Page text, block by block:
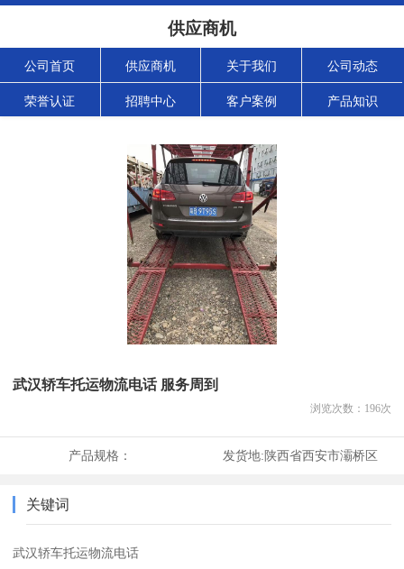
供应商机
公司首页 供应商机 关于我们 公司动态
荣誉认证 招聘中心 客户案例 产品知识
武汉轿车托运物流电话 服务周到
浏览次数： 196次
产品规格： 发货地:陕西省西安市灞桥区
关键词
武汉轿车托运物流电话